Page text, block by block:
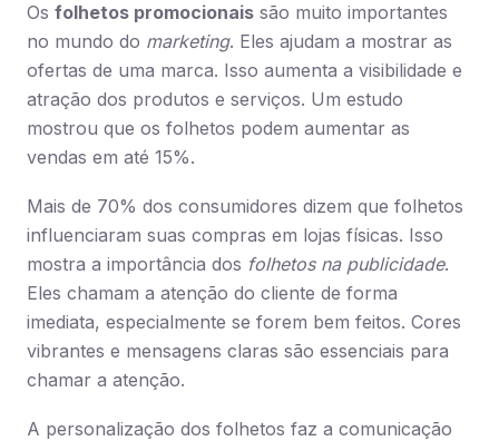
Os folhetos promocionais são muito importantes
no mundo do marketing. Eles ajudam a mostrar as
ofertas de uma marca. Isso aumenta a visibilidade e
atração dos produtos e serviços. Um estudo
mostrou que os folhetos podem aumentar as
vendas em até 15%.
Mais de 70% dos consumidores dizem que folhetos
influenciaram suas compras em lojas físicas. Isso
mostra a importância dos folhetos na publicidade.
Eles chamam a atenção do cliente de forma
imediata, especialmente se forem bem feitos. Cores
vibrantes e mensagens claras são essenciais para
chamar a atenção.
A personalização dos folhetos faz a comunicação